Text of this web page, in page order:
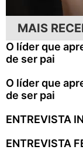
MAIS
O líder que
de ser pai
O líder que
de ser pai
ENTREVISTA
ENTREVISTA